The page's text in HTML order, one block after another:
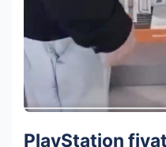
PlayStation